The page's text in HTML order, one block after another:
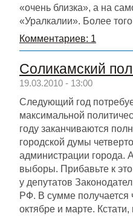
«очень близка», а на
«Уралкалии». Более
Комментариев: 1
Соликамский
19.03.2010 - 13:00
Следующий год
максимальной
году заканчиваются
городской думы
администрации города.
выборы. Прибавьте к
у депутатов
РФ. В сумме получается
октябре и марте.